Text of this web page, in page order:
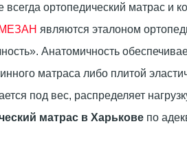
ортопедический матрас и
являются эталоном
Анатомичность
матраса либо плитой
под вес, распределяет
матрас в Харькове по